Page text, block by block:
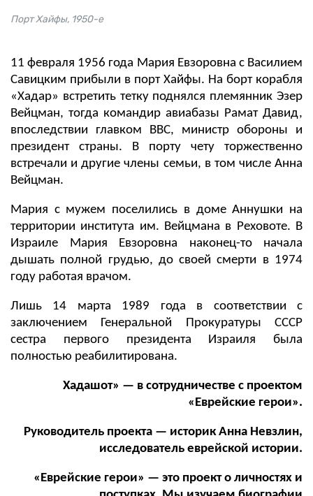
Порт Хайфы, 1950-е
11 февраля 1956 года Мария Евзоровна с Василием
Савицким прибыли в порт Хайфы. На борт корабля
«Хадар» встретить тетку поднялся племянник Эзер
Вейцман, тогда командир авиабазы Рамат Давид,
впоследствии главком ВВС, министр обороны и
президент страны. В порту чету торжественно
встречали и другие члены семьи, в том числе Анна
Вейцман.
Мария с мужем поселились в доме Аннушки на
территории института им. Вейцмана в Реховоте. В
Израиле Мария Евзоровна наконец-то начала
дышать полной грудью, до своей смерти в 1974
году работая врачом.
Лишь 14 марта 1989 года в соответствии с
заключением Генеральной Прокуратуры СССР
сестра первого президента Израиля была
полностью реабилитирована.
Хадашот» — в сотрудничестве с проектом
«Еврейские герои».
Руководитель проекта — историк Анна Невзлин,
исследователь еврейской истории.
«Еврейские герои» — это проект о личностях и